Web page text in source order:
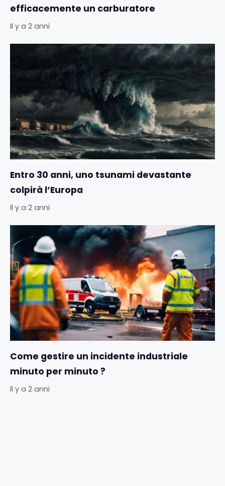
efficacemente un carburatore
Il y a 2 anni
Entro 30 anni, uno tsunami devastante
colpirà l’Europa
Il y a 2 anni
Come gestire un incidente industriale
minuto per minuto ?
Il y a 2 anni